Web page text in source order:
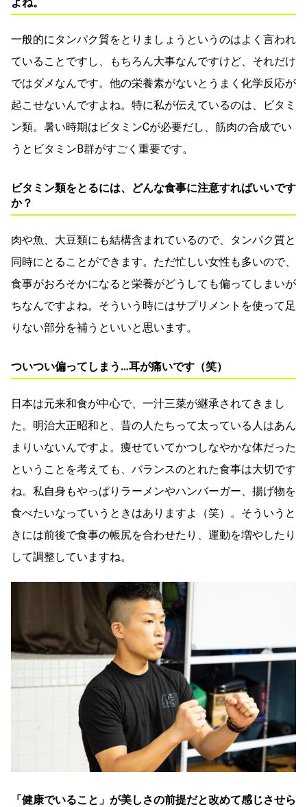
よね。
一般的にタンパク質をとりましょうというのはよく言われ
ていることですし、もちろん大事なんですけど、それだけ
ではダメなんです。他の栄養素がないとうまく化学反応が
起こせないんですよね。特に私が伝えているのは、ビタミ
ン類。暑い時期はビタミンCが必要だし、筋肉の合成でい
うとビタミンB群がすごく重要です。
ビタミン類をとるには、どんな食事に注意すればいいです
か？
肉や魚、大豆類にも結構含まれているので、タンパク質と
同時にとることができます。ただ忙しい女性も多いので、
食事がおろそかになると栄養がどうしても偏ってしまいが
ちなんですよね。そういう時にはサプリメントを使って足
りない部分を補うといいと思います。
ついつい偏ってしまう…耳が痛いです（笑）
日本は元来和食が中心で、一汁三菜が継承されてきまし
た。明治大正昭和と、昔の人たちって太っている人はあん
まりいないんですよ。痩せていてかつしなやかな体だった
ということを考えても、バランスのとれた食事は大切です
ね。私自身もやっぱりラーメンやハンバーガー、揚げ物を
食べたいなっていうときはありますよ（笑）。そういうと
きには前後で食事の帳尻を合わせたり、運動を増やしたり
して調整していますね。
「健康でいること」が美しさの前提だと改めて感じさせら